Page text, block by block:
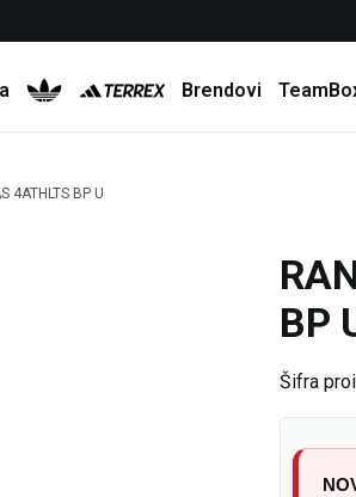
Brendovi
4ATHLTS BP U
BP
Šifra